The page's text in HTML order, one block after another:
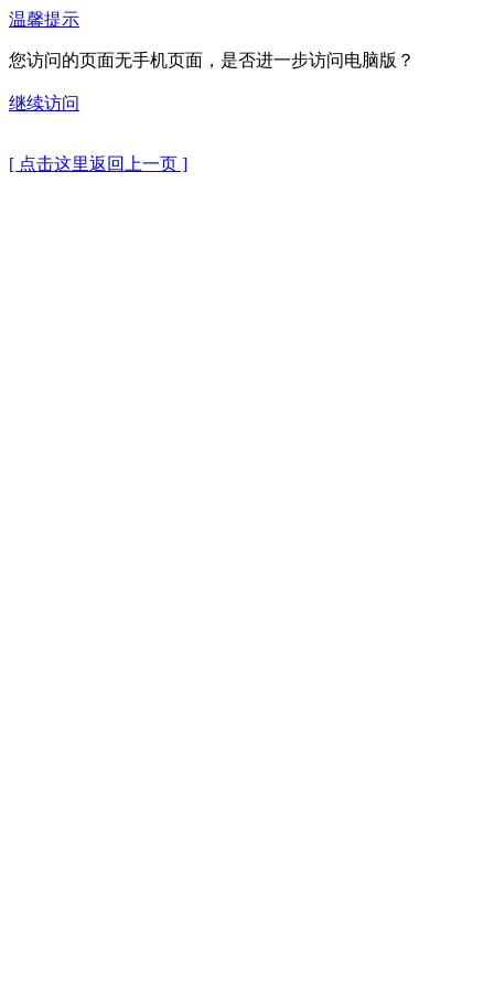
温馨提示
您访问的页面无手机页面，是否进一步访问电脑版？
继续访问
[ 点击这里返回上一页 ]